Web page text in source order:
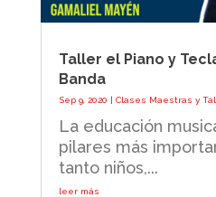
Taller el Piano y
Banda
Sep 9, 2020 | Clases Maestras y
La educación
pilares más
tanto niños,...
leer más